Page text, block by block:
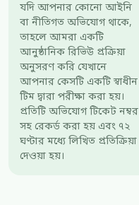
যদি আপনার কোনো আইনি
বা নীতিগত অভিযোগ থাকে,
তাহলে আমরা একটি
আনুষ্ঠানিক রিভিউ প্রক্রিয়া
অনুসরণ করি যেখানে
আপনার কেসটি একটি স্বাধীন
টিম দ্বারা পরীক্ষা করা হয়।
প্রতিটি অভিযোগ টিকেট নম্বর
সহ রেকর্ড করা হয় এবং ৭২
ঘণ্টার মধ্যে লিখিত প্রতিক্রিয়া
দেওয়া হয়।